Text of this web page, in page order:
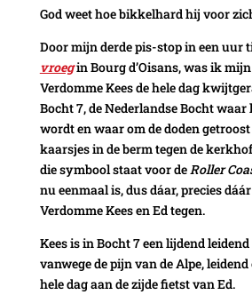
God weet hoe bikkelhard hij voor
Door mijn derde pis-stop in een uur
vroegin Bourg d’Oisans, was ik
Verdomme Kees de hele dag
Bocht 7, de Nederlandse Bocht waar
wordt en waar om de doden
kaarsjes in de berm tegen de
die symbool staat voor deRoller
nu eenmaal is, dus dáar, precies
Verdomme Kees en Ed tegen.
Kees is in Bocht 7 een lijdend
vanwege de pijn van de Alpe,
hele dag aan de zijde fietst van Ed.